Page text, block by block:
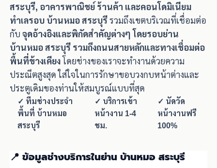
สระบุรี, อาคารพาณิชย์ ร้านค้า และคอนโดมิเนียม
ทำเลรอบ บ้านหมอ สระบุรีรวมถึงเขตบริเวณที่เชื่อมต่อ
กับ จุดอ้างอิงและพิกัดสำคัญต่างๆ โดยรอบย่าน
บ้านหมอ สระบุรี รวมถึงถนนสายหลักและทางเชื่อมต่อ
พื้นที่ข้างเคียงโดยช่างของเราจะทำงานด้วยความ
ประณีตสูงสุด ใส่ใจในการรักษาขอบวงกบหน้าต่างและ
ประตูเดิมของท่านให้สมบูรณ์แบบที่สุด
✓ ทีมช่างประจำ
พื้นที่ บ้านหมอ
สระบุรี
✓ บริการเข้า
หน้างาน 1-4
ชม.
✓ นัดวัด
หน้างานฟรี
100%
📍 ข้อมูลช่างบริการในย่าน บ้านหมอ สระบุรี